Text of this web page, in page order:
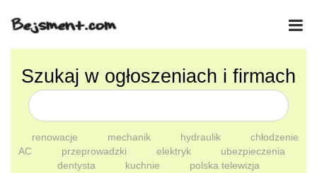
Szukaj w ogłoszeniach i firmach
renowacje mechanik hydraulik
chłodzenie
AC
przeprowadzki elektryk
ubezpieczenia
dentysta
kuchnie polska telewizja